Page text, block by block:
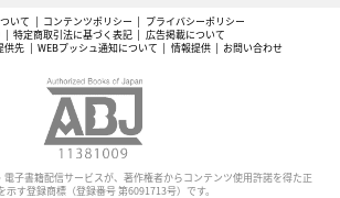
いて コンテンツポリシー
プライバシーポリシー
特定商取引法に基づく表記
広告掲載について
供先 WEBプッシュ通知について 情報提供 お問い合わせ
子書籍配信サービスが、著作権者からコンテンツ使用許諾を得た正
す登録商標（登録番号 第6091713号）です。